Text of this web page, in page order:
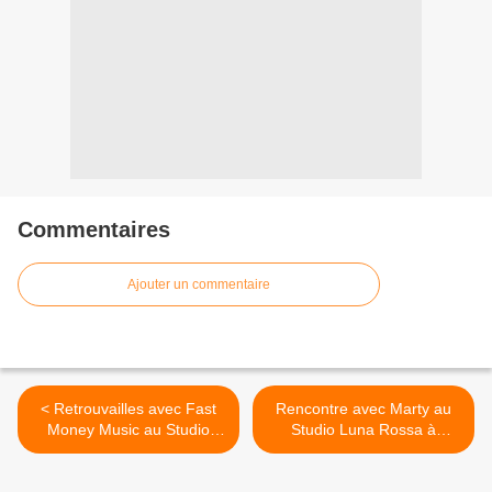
Commentaires
Ajouter un commentaire
< Retrouvailles avec Fast
Money Music au Studio
Luna Rossa afin d’en
Rencontre avec Marty au
Studio Luna Rossa à
l’occasion de la parution de